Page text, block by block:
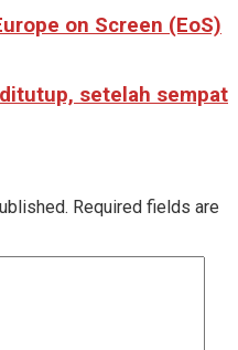
on Screen (EoS)
setelah sempat
Required fields are